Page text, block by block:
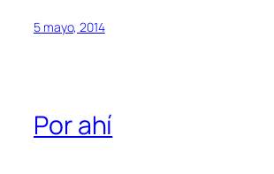
5 mayo, 2014
Por ahí